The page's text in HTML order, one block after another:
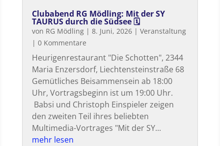
Clubabend RG Mödling: Mit der SY
TAURUS durch die Südsee 🗓
von RG Mödling| 8. Juni, 2026| Veranstaltung
| 0 Kommentare
Heurigenrestaurant "Die Schotten", 2344
Maria Enzersdorf, Liechtensteinstraße 68
Gemütliches Beisammensein ab 18:00
Uhr, Vortragsbeginn ist um 19:00 Uhr.
Babsi und Christoph Einspieler zeigen
den zweiten Teil ihres beliebten
Multimedia-Vortrages "Mit der SY...
mehr lesen